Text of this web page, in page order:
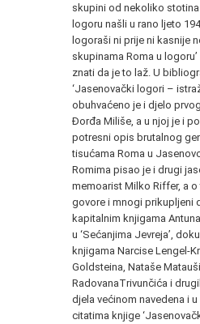
skupini od nekoliko
logoru našli u rano ljeto
logoraši ni prije ni kasnije
skupinama Roma u
znati da je to laž. U
‘Jasenovački logori –
obuhvaćeno je i djelo
Đorđa Miliše, a u njoj je i
potresni opis brutalnog
tisućama Roma u
Romima pisao je i drugi
memoarist Milko Riffer, a
govore i mnogi prikupljeni
kapitalnim knjigama
u ‘Sećanjima Jevreja’,
knjigama Narcise Lengel-
Goldsteina, Nataše
RadovanaTrivunčića i
djela većinom navedena i
citatima knjige